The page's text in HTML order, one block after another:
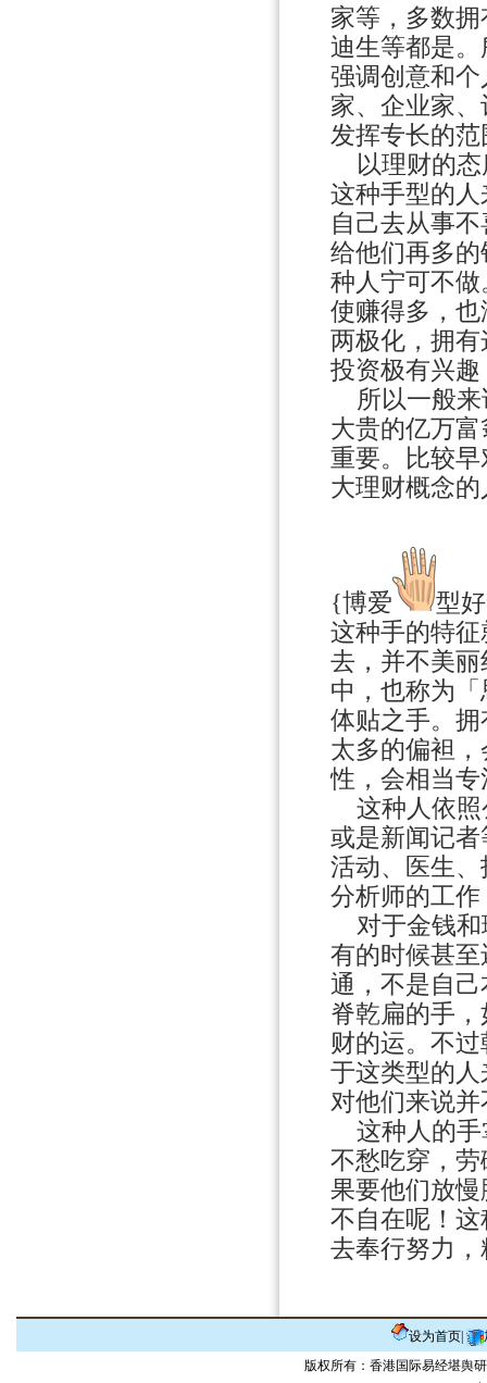
家等，多数
迪生等都是
强调创意和
家、企业家
发挥专长的范
以理财的态
这种手型的
自己去从事
给他们再多
种人宁可不
使赚得多，
两极化，拥
投资极有兴
所以一般来
大贵的亿万
重要。比较
大理财概念
{博爱
型
这种手的特
去，并不美
中，也称为
体贴之手。
太多的偏袒
性，会相当
这种人依照
或是新闻记
活动、医生
分析师的工
对于金钱和
有的时候甚
通，不是自
脊乾扁的手
财的运。不
于这类型的
对他们来说
这种人的手
不愁吃穿，
果要他们放
不自在呢！
去奉行努力
设为首页|
版权所有：香港国际易经堪舆